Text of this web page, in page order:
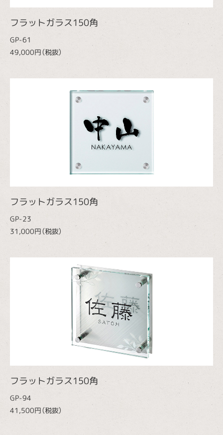
フラットガラス150角
GP-61
49,000円（税抜）
フラットガラス150角
GP-23
31,000円（税抜）
フラットガラス150角
GP-94
41,500円（税抜）